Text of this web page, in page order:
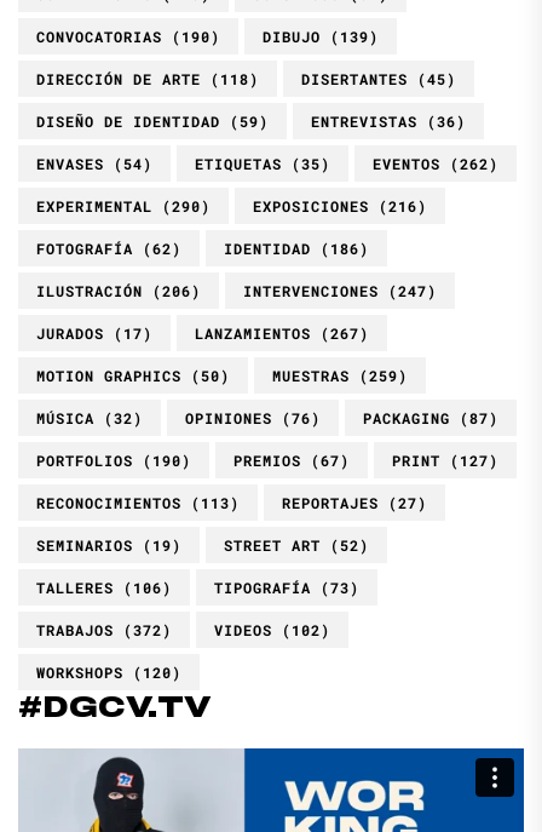
CONVOCATORIAS (190) DIBUJO (139)
DIRECCIÓN DE ARTE (118) DISERTANTES (45)
DISEÑO DE IDENTIDAD (59) ENTREVISTAS (36)
ENVASES (54) ETIQUETAS (35) EVENTOS (262)
EXPERIMENTAL (290) EXPOSICIONES (216)
FOTOGRAFÍA (62) IDENTIDAD (186)
ILUSTRACIÓN (206) INTERVENCIONES (247)
JURADOS (17) LANZAMIENTOS (267)
MOTION GRAPHICS (50) MUESTRAS (259)
MÚSICA (32) OPINIONES (76) PACKAGING (87)
PORTFOLIOS (190) PREMIOS (67) PRINT (127)
RECONOCIMIENTOS (113) REPORTAJES (27)
SEMINARIOS (19) STREET ART (52)
TALLERES (106) TIPOGRAFÍA (73)
TRABAJOS (372) VIDEOS (102)
WORKSHOPS (120)
#DGCV.TV
Reproductor